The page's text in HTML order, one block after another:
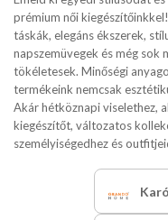
prémium női
táskák, elegáns ékszerek,
napszemüvegek és még sok
tökéletesek. Minőségi
termékeink nemcsak
Akár hétköznapi viselethez,
kiegészítőt, változatos
személyiségedhez és